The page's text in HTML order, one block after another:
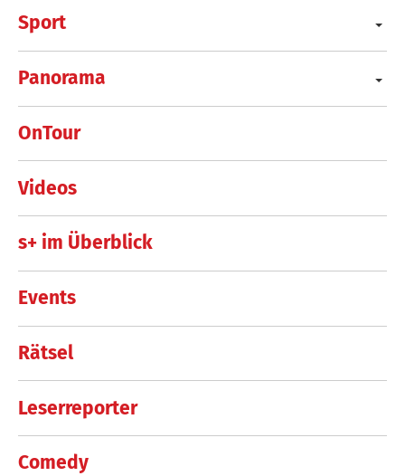
Sport
Panorama
OnTour
Videos
s+ im Überblick
Events
Rätsel
Leserreporter
Comedy